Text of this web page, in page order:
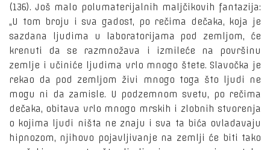
(136). Još malo polumaterijalnih maljčikovih fantazija:
„U tom broju i sva gadost, po rečima dečaka, koja je
sazdana ljudima u laboratorijama pod zemljom, će
krenuti da se razmnožava i izmileće na površinu
zemlje i učiniće ljudima vrlo mnogo štete. Slavočka je
rekao da pod zemljom živi mnogo toga što ljudi ne
mogu ni da zamisle. U podzemnom svetu, po rečima
dečaka, obitava vrlo mnogo mrskih i zlobnih stvorenja
o kojima ljudi ništa ne znaju i sva ta bića ovladavaju
hipnozom, njihovo pojavljivanje na zemlji će biti tako